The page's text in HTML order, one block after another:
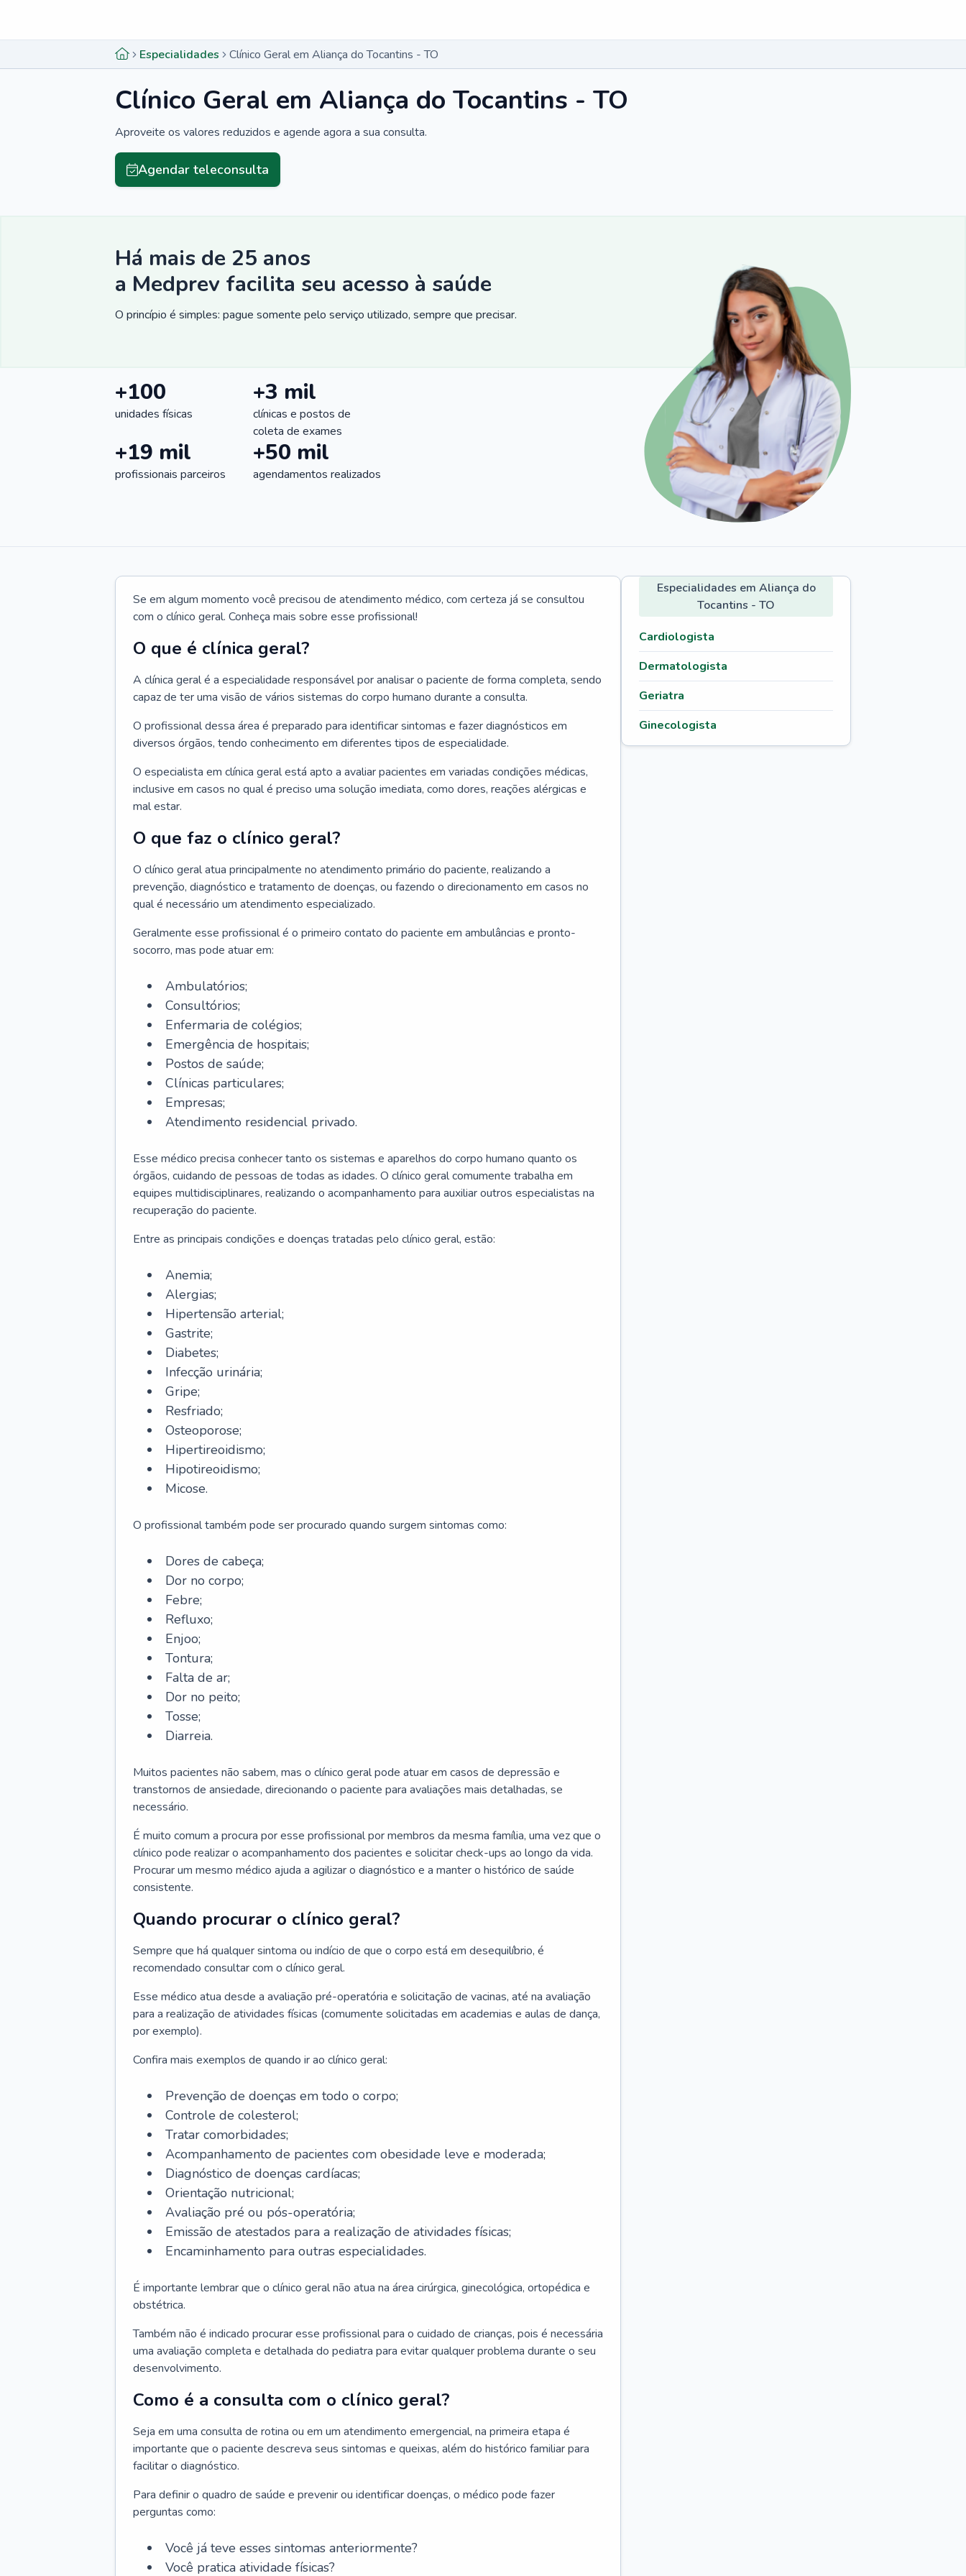
Especialidades Clínico Geral em Aliança do Tocantins - TO
Clínico Geral em Aliança do Tocantins - TO
Aproveite os valores reduzidos e agende agora a sua consulta.
Agendar teleconsulta
Há mais de 25 anos
a Medprev facilita seu acesso à saúde
O princípio é simples: pague somente pelo serviço utilizado, sempre que precisar.
+100
unidades físicas
+3 mil
clínicas e postos de
coleta de exames
+19 mil
profissionais parceiros
+50 mil
agendamentos realizados
Se em algum momento você precisou de atendimento médico, com certeza já se consultou
com o clínico geral. Conheça mais sobre esse profissional!
O que é clínica geral?
A clínica geral é a especialidade responsável por analisar o paciente de forma completa, sendo
capaz de ter uma visão de vários sistemas do corpo humano durante a consulta.
O profissional dessa área é preparado para identificar sintomas e fazer diagnósticos em
diversos órgãos, tendo conhecimento em diferentes tipos de especialidade.
O especialista em clínica geral está apto a avaliar pacientes em variadas condições médicas,
inclusive em casos no qual é preciso uma solução imediata, como dores, reações alérgicas e
mal estar.
O que faz o clínico geral?
O clínico geral atua principalmente no atendimento primário do paciente, realizando a
prevenção, diagnóstico e tratamento de doenças, ou fazendo o direcionamento em casos no
qual é necessário um atendimento especializado.
Geralmente esse profissional é o primeiro contato do paciente em ambulâncias e pronto-
socorro, mas pode atuar em:
Ambulatórios;
Consultórios;
Enfermaria de colégios;
Emergência de hospitais;
Postos de saúde;
Clínicas particulares;
Empresas;
Atendimento residencial privado.
Esse médico precisa conhecer tanto os sistemas e aparelhos do corpo humano quanto os
órgãos, cuidando de pessoas de todas as idades. O clínico geral comumente trabalha em
equipes multidisciplinares, realizando o acompanhamento para auxiliar outros especialistas na
recuperação do paciente.
Entre as principais condições e doenças tratadas pelo clínico geral, estão:
Anemia;
Alergias;
Hipertensão arterial;
Gastrite;
Diabetes;
Infecção urinária;
Gripe;
Resfriado;
Osteoporose;
Hipertireoidismo;
Hipotireoidismo;
Micose.
O profissional também pode ser procurado quando surgem sintomas como:
Dores de cabeça;
Dor no corpo;
Febre;
Refluxo;
Enjoo;
Tontura;
Falta de ar;
Dor no peito;
Tosse;
Diarreia.
Muitos pacientes não sabem, mas o clínico geral pode atuar em casos de depressão e
transtornos de ansiedade, direcionando o paciente para avaliações mais detalhadas, se
necessário.
É muito comum a procura por esse profissional por membros da mesma família, uma vez que o
clínico pode realizar o acompanhamento dos pacientes e solicitar check-ups ao longo da vida.
Procurar um mesmo médico ajuda a agilizar o diagnóstico e a manter o histórico de saúde
consistente.
Quando procurar o clínico geral?
Sempre que há qualquer sintoma ou indício de que o corpo está em desequilíbrio, é
recomendado consultar com o clínico geral.
Esse médico atua desde a avaliação pré-operatória e solicitação de vacinas, até na avaliação
para a realização de atividades físicas (comumente solicitadas em academias e aulas de dança,
por exemplo).
Confira mais exemplos de quando ir ao clínico geral:
Prevenção de doenças em todo o corpo;
Controle de colesterol;
Tratar comorbidades;
Acompanhamento de pacientes com obesidade leve e moderada;
Diagnóstico de doenças cardíacas;
Orientação nutricional;
Avaliação pré ou pós-operatória;
Emissão de atestados para a realização de atividades físicas;
Encaminhamento para outras especialidades.
É importante lembrar que o clínico geral não atua na área cirúrgica, ginecológica, ortopédica e
obstétrica.
Também não é indicado procurar esse profissional para o cuidado de crianças, pois é necessária
uma avaliação completa e detalhada do pediatra para evitar qualquer problema durante o seu
desenvolvimento.
Como é a consulta com o clínico geral?
Seja em uma consulta de rotina ou em um atendimento emergencial, na primeira etapa é
importante que o paciente descreva seus sintomas e queixas, além do histórico familiar para
facilitar o diagnóstico.
Para definir o quadro de saúde e prevenir ou identificar doenças, o médico pode fazer
perguntas como:
Você já teve esses sintomas anteriormente?
Você pratica atividade físicas?
Especialidades em Aliança do
Tocantins - TO
Cardiologista
Dermatologista
Geriatra
Ginecologista